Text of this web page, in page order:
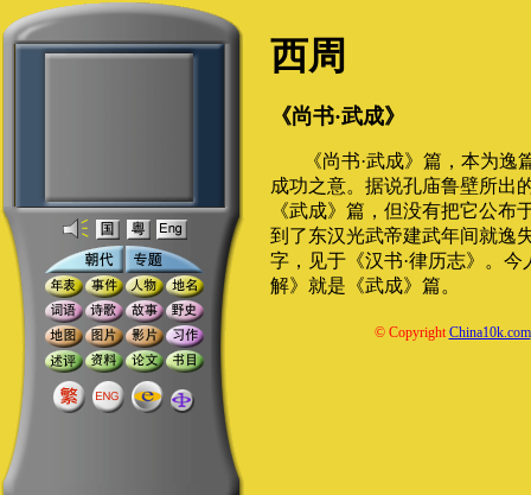
西周
《尚书·武成》
《尚书·武成》篇，本为逸
成功之意。据说孔庙鲁壁所出
《武成》篇，但没有把它公布
到了东汉光武帝建武年间就逸
字，见于《汉书·律历志》。今
解》就是《武成》篇。
© CopyrightChina10k.com